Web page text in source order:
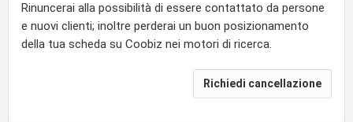
Rinuncerai alla possibilità di essere contattato da persone
e nuovi clienti; inoltre perderai un buon posizionamento
della tua scheda su Coobiz nei motori di ricerca.